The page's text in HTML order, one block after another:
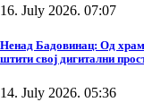
16. July 2026. 07:07
Ненад Бадовинац: Од
штити свој дигитални
14. July 2026. 05:36